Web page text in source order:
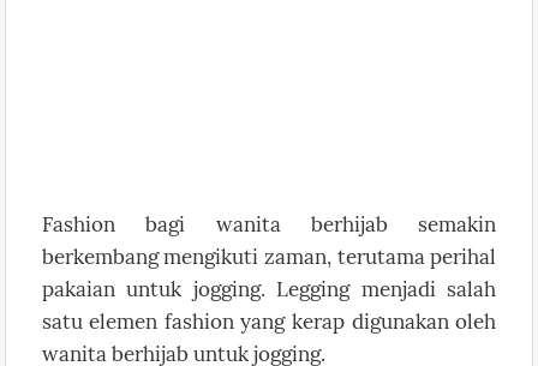
Fashion bagi wanita berhijab semakin
berkembang mengikuti zaman, terutama perihal
pakaian untuk jogging. Legging menjadi salah
satu elemen fashion yang kerap digunakan oleh
wanita berhijab untuk jogging.